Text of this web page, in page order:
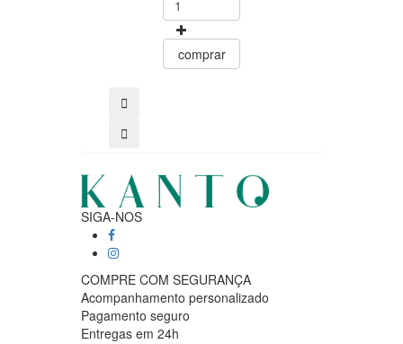
comprar
SIGA-NOS
COMPRE COM SEGURANÇA
Acompanhamento personalizado
Pagamento seguro
Entregas em 24h